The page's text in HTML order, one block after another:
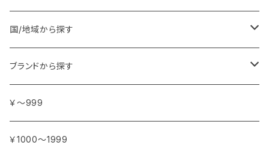
ア行
アンジェリカ
イランイラン
カ行
ガーデニア (クチナシ)
カカオ
サ行
シダーウッド
タ行
国/地域から探す
ヨーロッパ
フランス
イタリア
アフリカ
ブルキナファソ
アジア
ブランドから探す
アトリエ・ボヌール・ドゥ・ジュール
アンティカ・ドルチェリア・ボナイユート
￥～999
￥1000～1999